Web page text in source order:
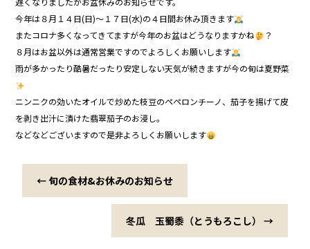
今年は８月１４日(日)〜１７日(水)の４日間お休み頂きます
またコロナ多くなってきてますが今年のお盆はどうなりますかね
？
８月はお盆以外は通常営業ですのでよろしくお願いします
雨が多かったり酷暑だったり安定しない天気が続きますが今の旬は夏野菜
ニンニクの効いたオイルで炒めた枝豆のペペロンチーノ、茄子を揚げて皮
を剥き出汁に漬けた翡翠茄子のお浸し。
などなどございますので是非よろしくお願いします
←旬の食材&お休みのお知らせ
冬瓜 玉蜀黍（とうもろこし） →